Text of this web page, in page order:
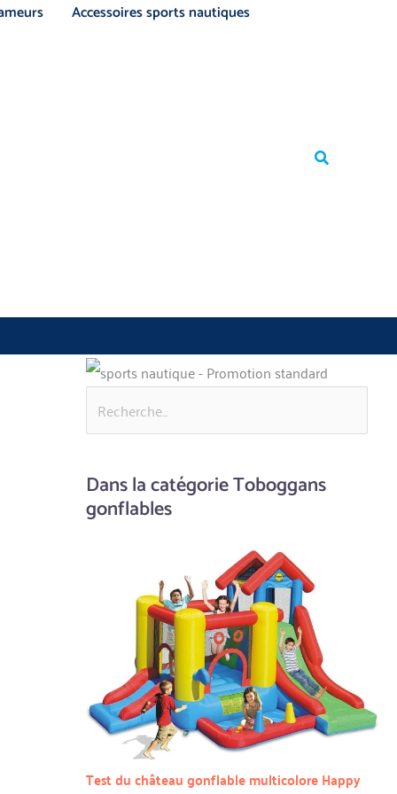
Accessoires sports nautiques
Rechercher
Rechercher
Dans la catégorie Toboggans
gonflables
Test du château gonflable multicolore Happy